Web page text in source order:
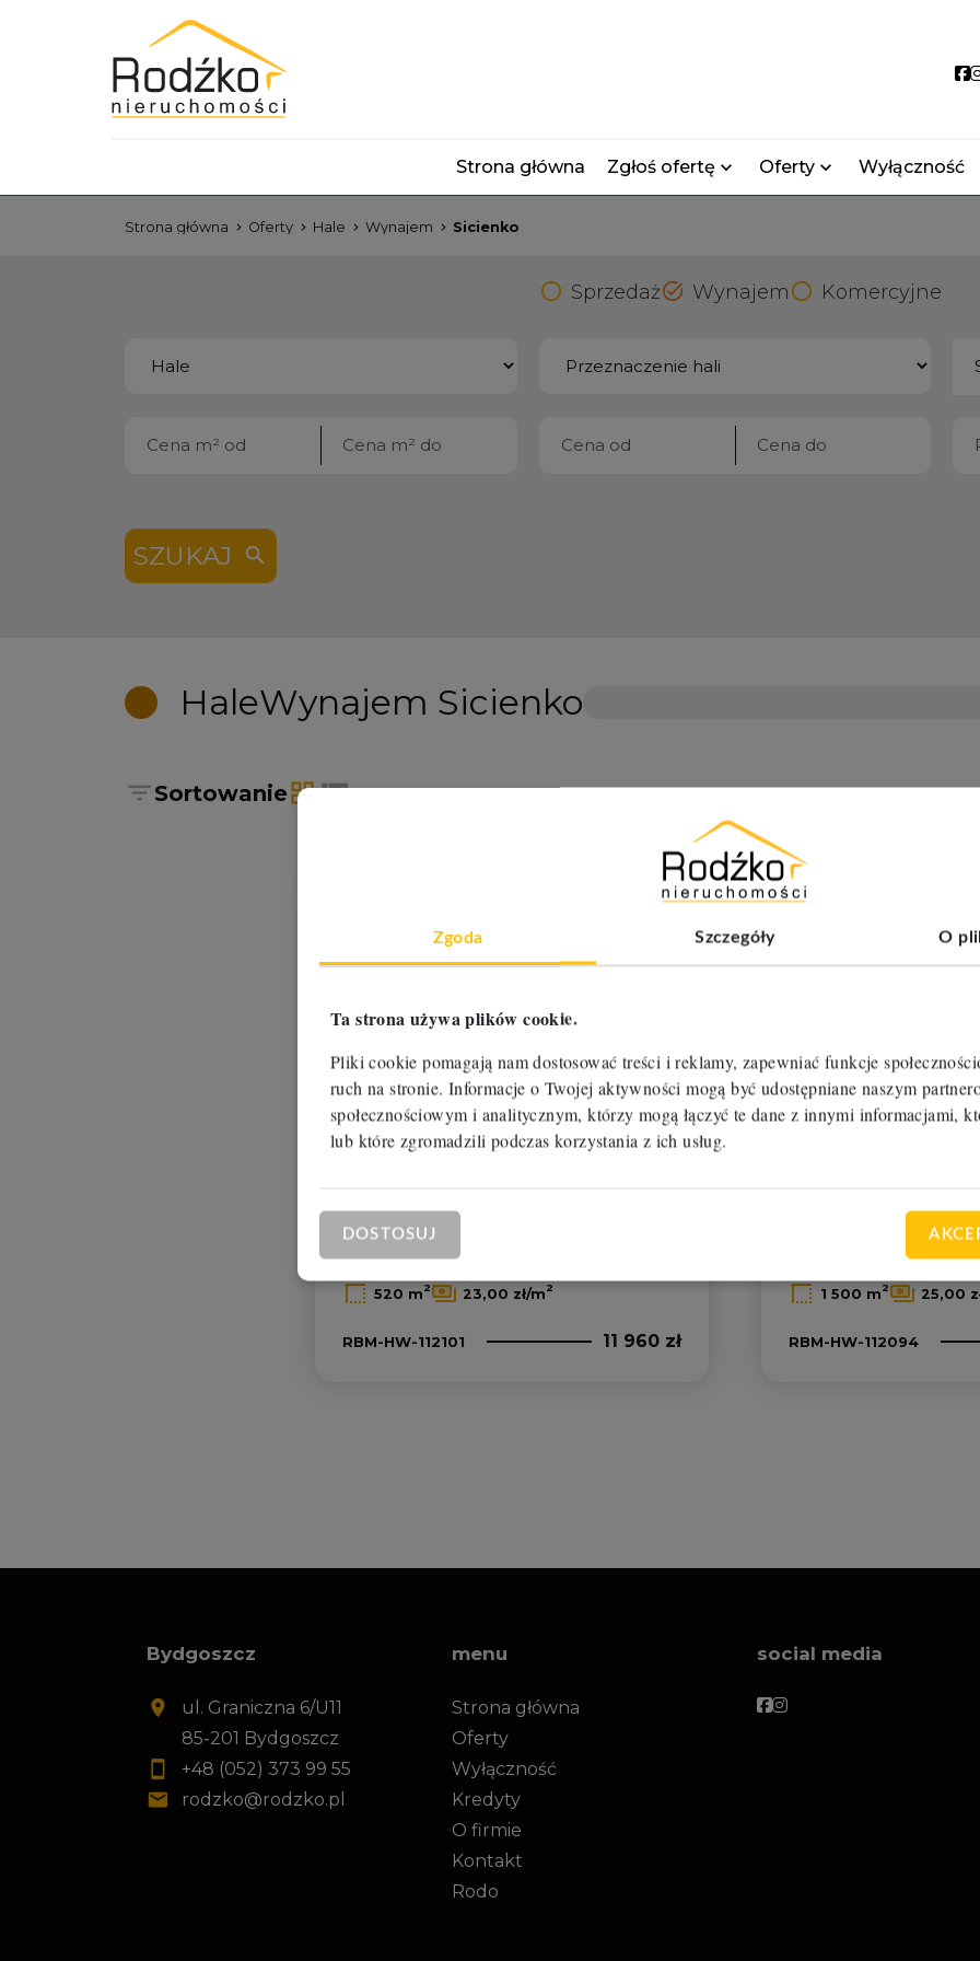
Zgoda Szczegóły O
Ta strona używa plików cookie.
Pliki cookie pomagają nam dostosować treści i reklamy, zapewniać funkcje
ruch na stronie. Informacje o Twojej aktywności mogą być udostępniane naszym
społecznościowym i analitycznym, którzy mogą łączyć te dane z innymi informacjami,
lub które zgromadzili podczas korzystania z ich usług.
DOSTOSUJ
Strona główna Zgłoś ofertę Oferty Wyłączność
Strona główna Oferty Hale Wynajem Sicienko
Sprzedaż Wynajem Komercyjne
SZUKAJ
HaleWynajem Sicienko
Sortowanie
Hala na wynajem
Sicienko, Kruszyn
520 m2 23,00 zł/m2
RBM-HW-112101 11 960 zł
Hala na
Sicienko, Kruszyn
1 500 m2 25,00
RBM-HW-112094
Bydgoszcz
ul. Graniczna 6/U11
85-201 Bydgoszcz
+48 (052) 373 99 55
rodzko@rodzko.pl
menu
Strona główna
Oferty
Wyłączność
Kredyty
O firmie
Kontakt
Rodo
social media
Facebook
Facebook